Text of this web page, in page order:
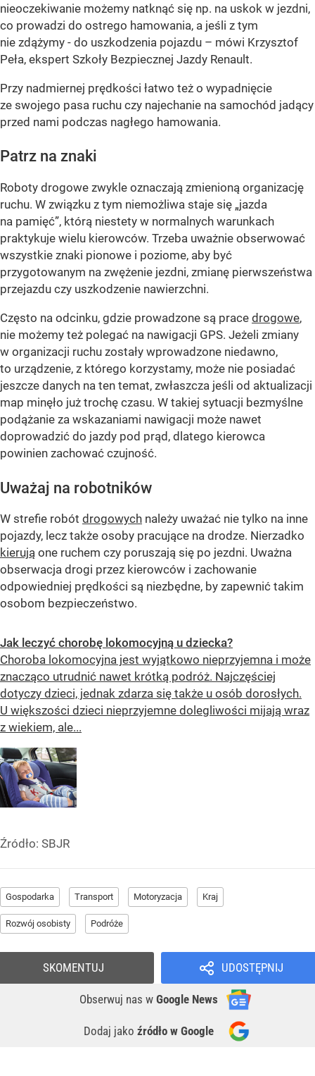
nieoczekiwanie możemy natknąć się np. na uskok w jezdni,
co prowadzi do ostrego hamowania, a jeśli z tym
nie zdążymy - do uszkodzenia pojazdu – mówi Krzysztof
Peła, ekspert Szkoły Bezpiecznej Jazdy Renault.
Przy nadmiernej prędkości łatwo też o wypadnięcie
ze swojego pasa ruchu czy najechanie na samochód jadący
przed nami podczas nagłego hamowania.
Patrz na znaki
Roboty drogowe zwykle oznaczają zmienioną organizację
ruchu. W związku z tym niemożliwa staje się „jazda
na pamięć”, którą niestety w normalnych warunkach
praktykuje wielu kierowców. Trzeba uważnie obserwować
wszystkie znaki pionowe i poziome, aby być
przygotowanym na zwężenie jezdni, zmianę pierwszeństwa
przejazdu czy uszkodzenie nawierzchni.
Często na odcinku, gdzie prowadzone są prace drogowe,
nie możemy też polegać na nawigacji GPS. Jeżeli zmiany
w organizacji ruchu zostały wprowadzone niedawno,
to urządzenie, z którego korzystamy, może nie posiadać
jeszcze danych na ten temat, zwłaszcza jeśli od aktualizacji
map minęło już trochę czasu. W takiej sytuacji bezmyślne
podążanie za wskazaniami nawigacji może nawet
doprowadzić do jazdy pod prąd, dlatego kierowca
powinien zachować czujność.
Uważaj na robotników
W strefie robót drogowych należy uważać nie tylko na inne
pojazdy, lecz także osoby pracujące na drodze. Nierzadko
kierują one ruchem czy poruszają się po jezdni. Uważna
obserwacja drogi przez kierowców i zachowanie
odpowiedniej prędkości są niezbędne, by zapewnić takim
osobom bezpieczeństwo.
Jak leczyć chorobę lokomocyjną u dziecka?
Choroba lokomocyjna jest wyjątkowo nieprzyjemna i może
znacząco utrudnić nawet krótką podróż. Najczęściej
dotyczy dzieci, jednak zdarza się także u osób dorosłych.
U większości dzieci nieprzyjemne dolegliwości mijają wraz
z wiekiem, ale...
Źródło: SBJR
Gospodarka Transport Motoryzacja Kraj
Rozwój osobisty Podróże
UDOSTĘPNIJ
Obserwuj nas w Google News
Dodaj jako źródło w Google
SKOMENTUJ